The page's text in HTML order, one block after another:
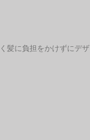
髪に負担をかけずにデザ